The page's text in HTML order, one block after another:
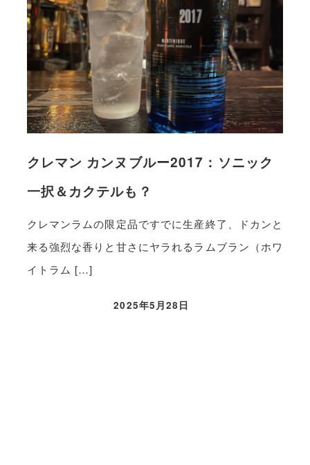
クレマン カンヌブルー2017：ソニック
一択＆カクテルも？
クレマンラムの限定品ですでに生産終了、ドカンと
来る強烈な香りと甘さにヤラれるラムブラン（ホワ
イトラム […]
2025年5月28日